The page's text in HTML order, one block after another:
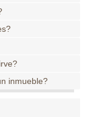
inmueble?